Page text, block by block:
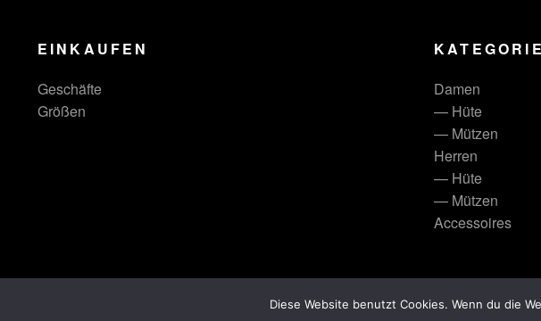
EINKAUFEN
Geschäfte
Größen
Damen
— Hüte
— Mützen
Herren
— Hüte
— Mützen
Accessoires
Diese Website benutzt Cookies. Wenn du die